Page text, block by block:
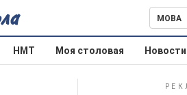
МОВА
НМТ Моя столовая Новости